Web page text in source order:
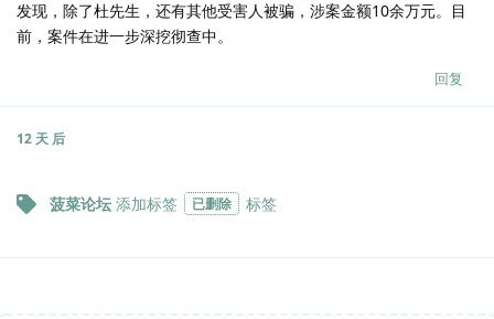
发现，除了杜先生，还有其他受害人被骗，涉案金额10余万元。目
前，案件在进一步深挖彻查中。
回复
12 天 后
菠菜论坛 添加标签 已删除 标签